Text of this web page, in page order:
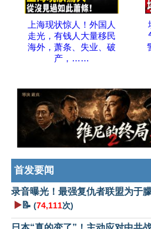
上海现状惊人！外国人
走光，有钱人大量移民
海外，萧条、失业、破
产，……
首发要闻
录音曝光！最强复仇者联盟为于
▶️📝 (74,111次)